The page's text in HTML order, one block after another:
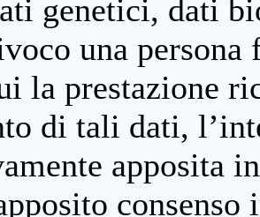
genetici, dati
una
la prestazione
di tali dati,
apposita